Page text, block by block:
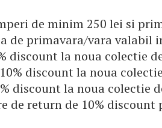
de minim 250 lei si
de primavara/vara valabil
discount la noua colectie
10% discount la noua
discount la noua colectie
de return de 10%